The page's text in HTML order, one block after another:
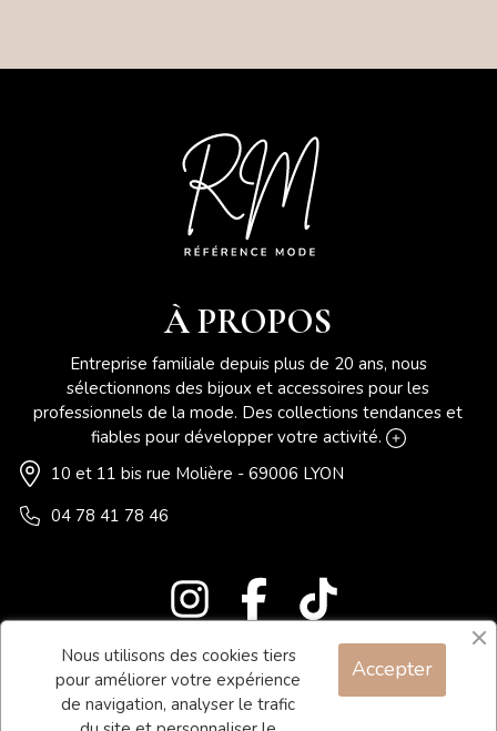
À PROPOS
Entreprise familiale depuis plus de 20 ans, nous
sélectionnons des bijoux et accessoires pour les
professionnels de la mode. Des collections tendances et
fiables pour développer votre activité.
10 et 11 bis rue Molière - 69006 LYON
04 78 41 78 46
Blog
Contact
Nous utilisons des cookies tiers
pour améliorer votre expérience
de navigation, analyser le trafic
Accepter